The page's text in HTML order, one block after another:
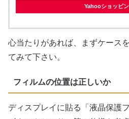
Yahooショッピ
心当たりがあれば、まずケース
てみて下さい。
フィルムの位置は正しいか
ディスプレイに貼る「液晶保護